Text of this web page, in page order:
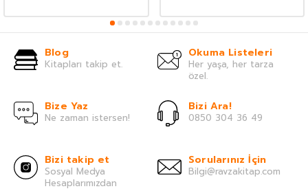
Blog
Kitapları takip et.
Okuma Listeleri
Her yaşa, her tarza
özel.
Bize Yaz
Ne zaman istersen!
Bizi Ara!
0850 304 36 49
Bizi takip et
Sosyal Medya
Hesaplarımızdan
Sorularınız İçin
Bilgi@ravzakitap.com